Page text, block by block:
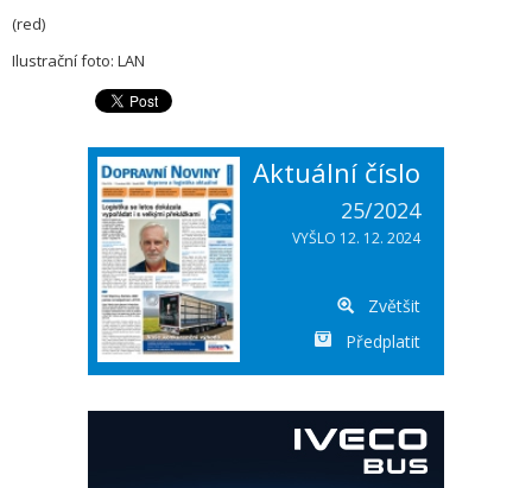
(red)
Ilustrační foto: LAN
Aktuální číslo
25/2024
VYŠLO 12. 12. 2024
Zvětšit
Předplatit